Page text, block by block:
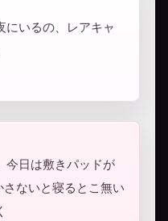
にいるの、レアキャ
今日は敷きパッドが
ないと寝るとこ無い